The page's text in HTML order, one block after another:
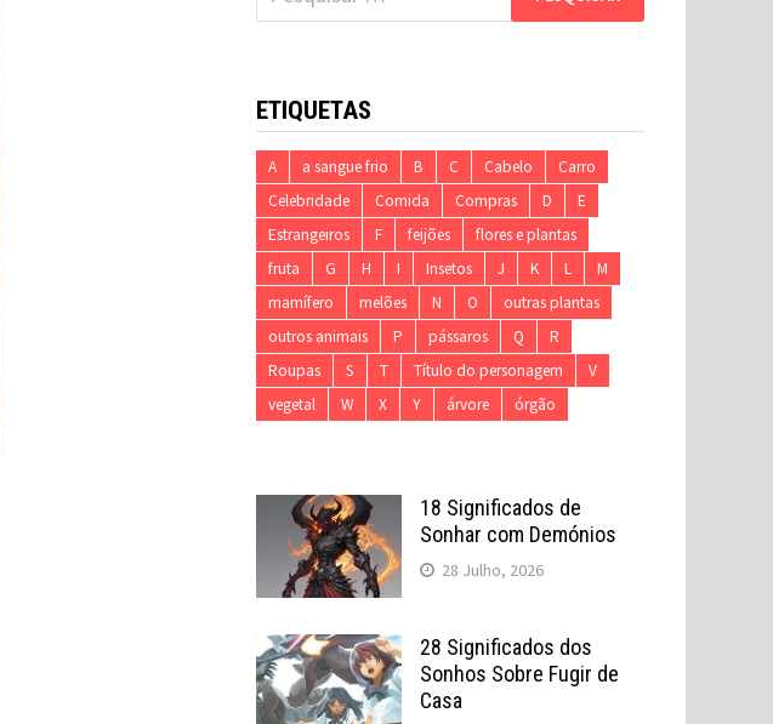
por:
ETIQUETAS
A a sangue frio B C Cabelo
Carro
Celebridade
Comida Compras D
E
Estrangeiros
F feijões
flores e plantas
fruta
G H I Insetos J K L
M
mamífero
melões N O
outras plantas
outros animais
P pássaros Q
R
Roupas
S T Título do personagem
V
vegetal
W X Y árvore órgão
18 Significados de
Sonhar com Demónios
28 Julho, 2026
28 Significados dos
Sonhos Sobre Fugir de
Casa